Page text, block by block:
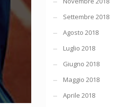
Settembre 2018
Agosto 2018
Luglio 2018
Giugno 2018
Maggio 2018
Aprile 2018